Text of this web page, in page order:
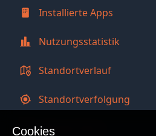
Installierte Apps
Nutzungsstatistik
Standortverlauf
Standortverfolgung
Entsperrfotos
Cookies